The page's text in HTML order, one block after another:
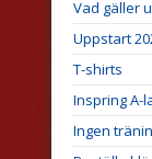
Vad gäller
Uppstart
T-shirts
Inspring A-
Ingen